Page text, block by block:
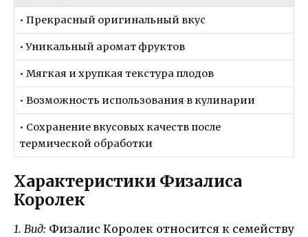
• Прекрасный оригинальный вкус
• Уникальный аромат фруктов
• Мягкая и хрупкая текстура плодов
• Возможность использования в кулинарии
• Сохранение вкусовых качеств после
термической обработки
Характеристики Физалиса
Королек
1. Вид: Физалис Королек относится к семейству